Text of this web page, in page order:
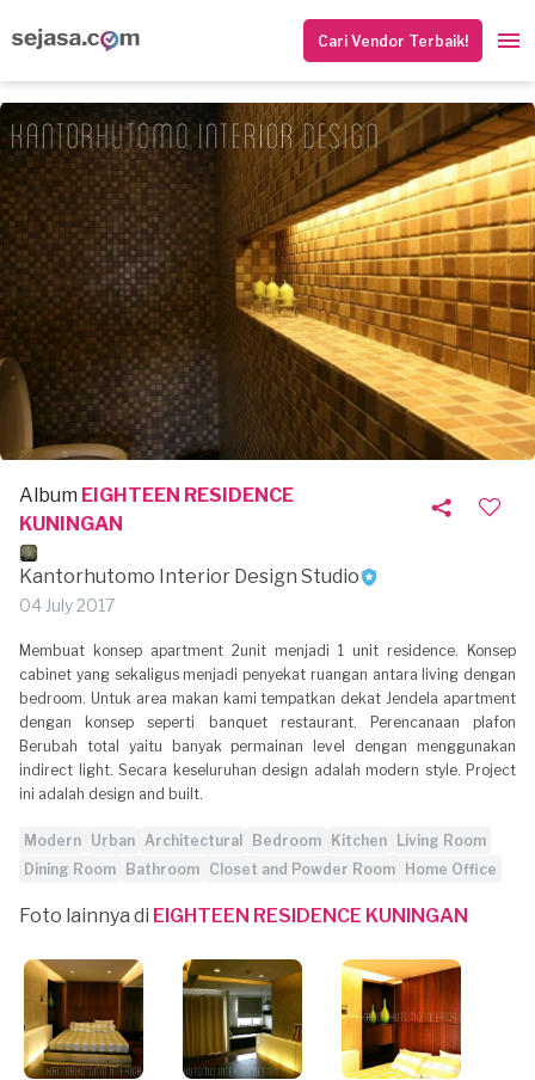
Cari Vendor Terbaik!
Album EIGHTEEN RESIDENCE
KUNINGAN
Kantorhutomo Interior Design Studio
04 July 2017
Membuat konsep apartment 2unit menjadi 1 unit residence. Konsep
cabinet yang sekaligus menjadi penyekat ruangan antara living dengan
bedroom. Untuk area makan kami tempatkan dekat Jendela apartment
dengan konsep seperti banquet restaurant. Perencanaan plafon
Berubah total yaitu banyak permainan level dengan menggunakan
indirect light. Secara keseluruhan design adalah modern style. Project
ini adalah design and built.
Modern Urban Architectural Bedroom Kitchen
Living Room
Dining Room
Bathroom Closet and Powder Room Home Office
Foto lainnya di EIGHTEEN RESIDENCE KUNINGAN